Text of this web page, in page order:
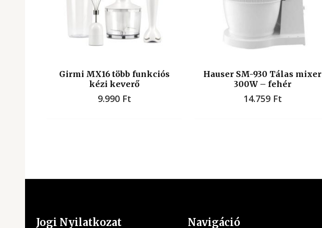
Girmi MX16 több funkciós
kézi keverő
9.990 Ft
Hauser SM-930 Tálas mixer
300W – fehér
14.759 Ft
Jogi Nyilatkozat Navigáció